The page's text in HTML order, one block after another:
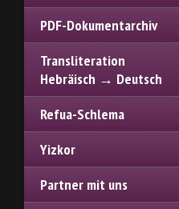
PDF-Dokumentarchiv
Transliteration
Hebräisch → Deutsch
Refua-Schlema
Yizkor
Partner mit uns